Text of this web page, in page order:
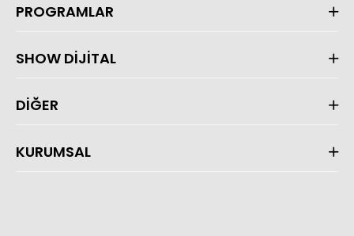
PROGRAMLAR
SHOW DİJİTAL
DİĞER
KURUMSAL